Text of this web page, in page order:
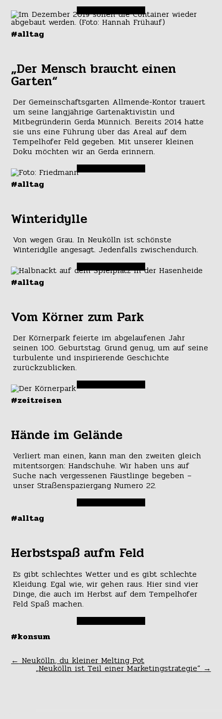
#alltag
„Der Mensch braucht einen
Garten“
Der Gemeinschaftsgarten Allmende-Kontor trauert
um seine langjährige Gartenaktivistin und
Mitbegründerin Gerda Münnich. Bereits 2014 hatte
sie uns eine Führung über das Areal auf dem
Tempelhofer Feld gegeben. Mit unserer kleinen
Doku möchten wir an Gerda erinnern.
#alltag
Winteridylle
Von wegen Grau. In Neukölln ist schönste
Winteridylle angesagt. Jedenfalls zwischendurch.
#alltag
Vom Körner zum Park
Der Körnerpark feierte im abgelaufenen Jahr
seinen 100. Geburtstag. Grund genug, um auf seine
turbulente und inspirierende Geschichte
zurückzublicken.
#zeitreisen
Hände im Gelände
Verliert man einen, kann man den zweiten gleich
mitentsorgen: Handschuhe. Wir haben uns auf
Suche nach vergessenen Fäustlinge begeben –
unser Straßenspaziergang Numero 22.
#alltag
Herbstspaß aufm Feld
Es gibt schlechtes Wetter und es gibt schlechte
Kleidung. Egal wie, wir gehen raus. Hier sind vier
Dinge, die auch im Herbst auf dem Tempelhofer
Feld Spaß machen.
#konsum
← Neukölln, du kleiner Melting Pot
„Neukölln ist Teil einer Marketingstrategie“ →